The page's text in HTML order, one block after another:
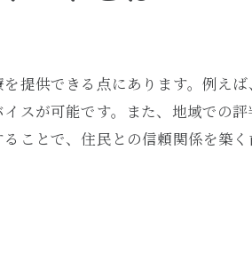
ルな歯科衛生士の育成
推奨する歯医者の選び方
くべき歯科衛生士の役割
提供できる点にあります。例え
スが可能です。また、地域での
ことで、住民との信頼関係を築